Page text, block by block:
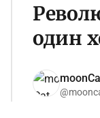
один